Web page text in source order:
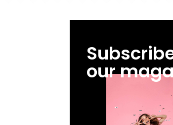
our